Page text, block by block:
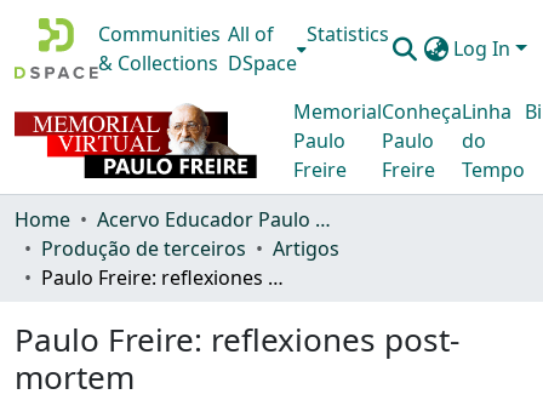
Communities
& Collections
All of
DSpace
Statistics
Log In
Memorial
Paulo
Freire
Conheça
Paulo
Freire
Linha
do
Tempo
Home
Acervo Educador Paulo Freire
Produção de terceiros
Artigos
Paulo Freire: reflexiones post-mortem
Paulo Freire: reflexiones post-
mortem